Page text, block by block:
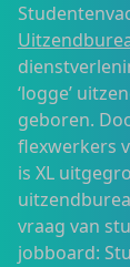
‘logge’
geboren.
flexwerkers
is XL
vraag van
jobboard: